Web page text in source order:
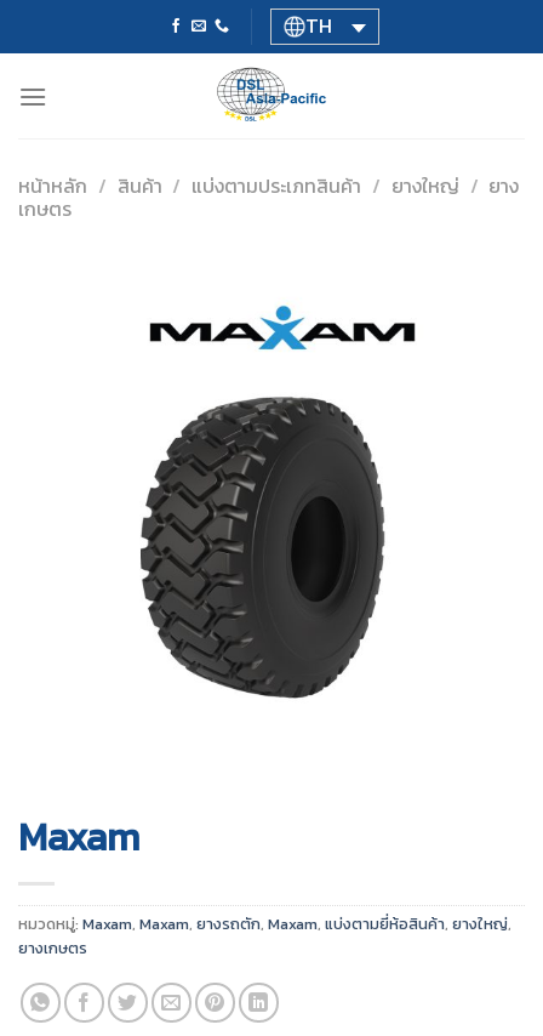
TH
หน้าหลัก / สินค้า / แบ่งตามประเภทสินค้า / ยางใหญ่ / ยาง
เกษตร
Maxam
หมวดหมู่: Maxam, Maxam, ยางรถตัก, Maxam, แบ่งตามยี่ห้อสินค้า, ยางใหญ่,
ยางเกษตร